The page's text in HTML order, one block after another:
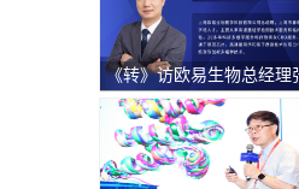
机遇
《转》访欧易生物总经理
志明：持续逆势快速增长！
破解科研服务"不可能三
角"的硬核逻辑